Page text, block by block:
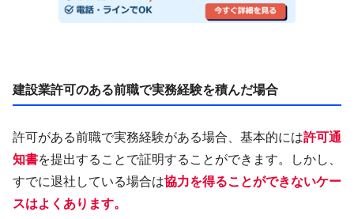
建設業許可のある前職で実務経験を積んだ場合
許可がある前職で実務経験がある場合、基本的には許可通
知書を提出することで証明することができます。しかし、
すでに退社している場合は協力を得ることができないケー
スはよくあります。